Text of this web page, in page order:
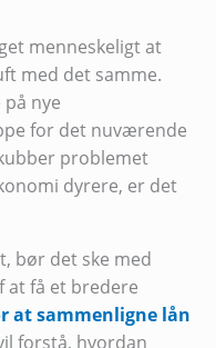
menneskeligt at
med det samme.
nye
for det nuværende
problemet
dyrere, er det
bør det ske med
at få et bredere
at sammenligne lån
forstå, hvordan